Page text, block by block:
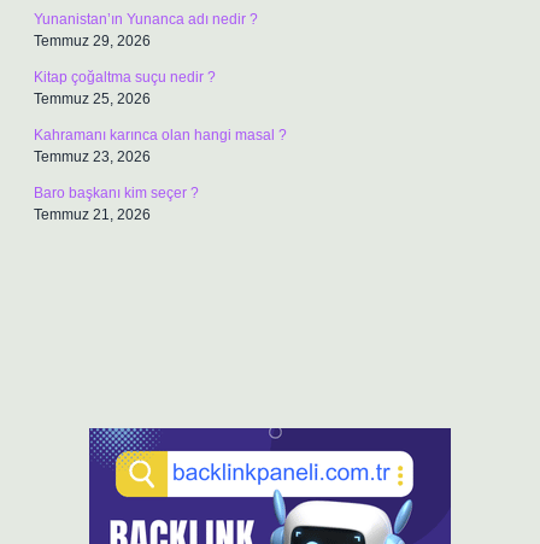
Yunanistan’ın Yunanca adı nedir ?
Temmuz 29, 2026
Kitap çoğaltma suçu nedir ?
Temmuz 25, 2026
Kahramanı karınca olan hangi masal ?
Temmuz 23, 2026
Baro başkanı kim seçer ?
Temmuz 21, 2026